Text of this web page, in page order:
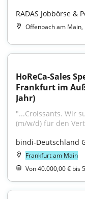
RADAS Jobbörse &
Offenbach am Main,
HoReCa-Sales
Frankfurt im
Jahr)
"...Croissants. Wir
(m/w/d) für den
bindi-Deutschland
Frankfurt am Main
Von 40.000,00 € bis